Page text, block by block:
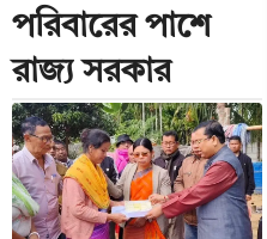
পরিবারের পাশে
রাজ্য সরকার